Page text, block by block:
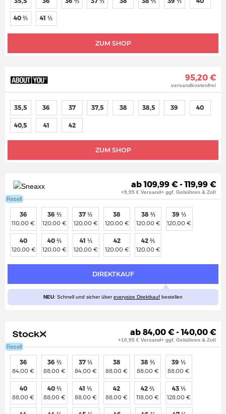
ZUM SHOP
40 ⅔ 41 ⅓
95,20 €
versandkostenfrei
ZUM SHOP
35,5 36 37 37,5 38 38,5 39 40
40,5 41 42
Resell
NEU: Schnell und sicher übereverysize Direktkauf bestellen
ab 109,99 € - 119,99 €
+9,95 € Versand+ ggf. Gebühren & Zoll
DIREKTKAUF
36
110,00 €
36 ⅔
120,00 €
37 ⅓
120,00 €
38
120,00 €
38 ⅔
120,00 €
39 ⅓
120,00 €
40
120,00 €
40 ⅔
120,00 €
41 ⅓
120,00 €
42
120,00 €
42 ⅔
120,00 €
Resell
ab 84,00 € - 140,00 €
+10,95 € Versand+ ggf. Gebühren & Zoll
36
84,00 €
36 ⅔
88,00 €
37 ⅓
84,00 €
38
88,00 €
38 ⅔
88,00 €
39 ⅓
88,00 €
40
88,00 €
40 ⅔
88,00 €
41 ⅓
88,00 €
42
88,00 €
42 ⅔
118,00 €
43 ⅓
128,00 €